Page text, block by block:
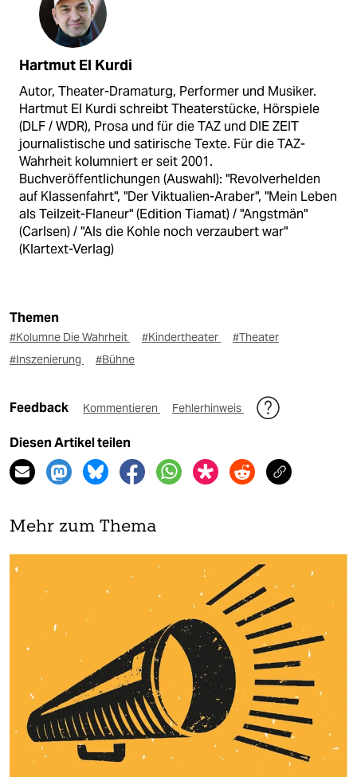
Hartmut El Kurdi
Autor, Theater-Dramaturg, Performer und Musiker.
Hartmut El Kurdi schreibt Theaterstücke, Hörspiele
(DLF / WDR), Prosa und für die TAZ und DIE ZEIT
journalistische und satirische Texte. Für die TAZ-
Wahrheit kolumniert er seit 2001.
Buchveröffentlichungen (Auswahl): "Revolverhelden
auf Klassenfahrt", "Der Viktualien-Araber", "Mein Leben
als Teilzeit-Flaneur" (Edition Tiamat) / "Angstmän"
(Carlsen) / "Als die Kohle noch verzaubert war"
(Klartext-Verlag)
Themen
#Kolumne Die Wahrheit #Kindertheater
#Theater
#Inszenierung
#Bühne
Feedback Kommentieren Fehlerhinweis
Diesen Artikel teilen
Mehr zum Thema